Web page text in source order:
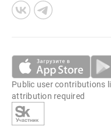
Public user contributions
attribution required